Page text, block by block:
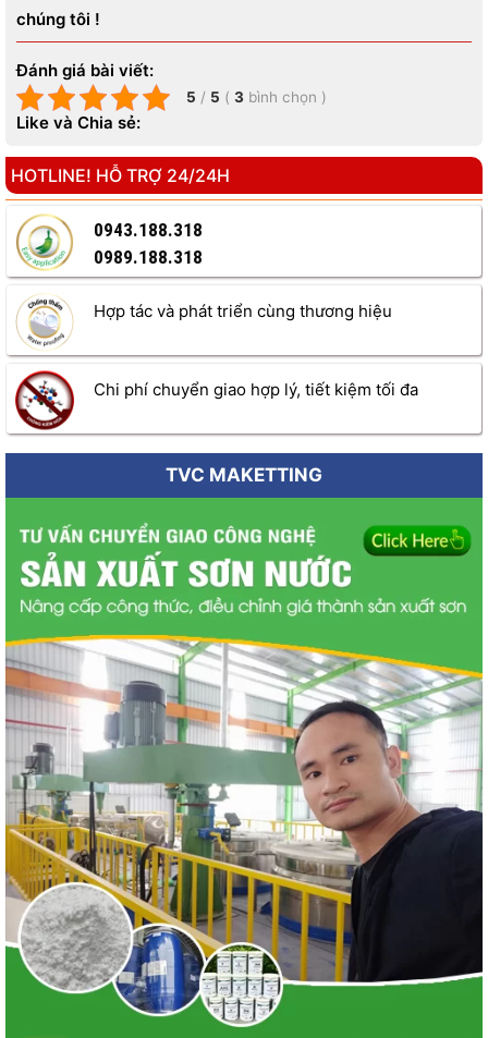
chúng tôi !
Đánh giá bài viết:
5 / 5 ( 3 bình chọn )
Like và Chia sẻ:
HOTLINE! HỖ TRỢ 24/24H
0943.188.318
0989.188.318
Hợp tác và phát triển cùng thương hiệu
Chi phí chuyển giao hợp lý, tiết kiệm tối đa
TVC MAKETTING